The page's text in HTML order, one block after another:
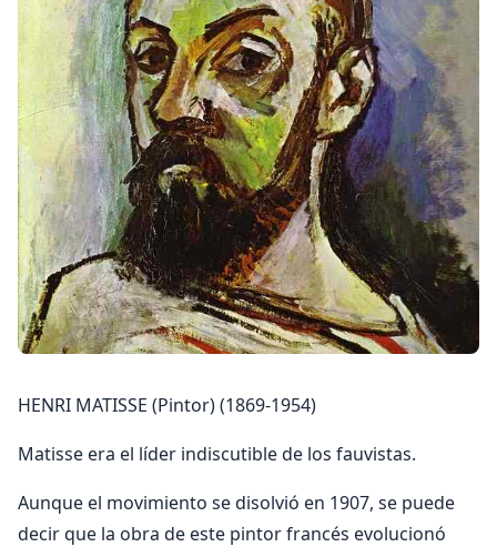
HENRI MATISSE (Pintor) (1869-1954)
Matisse era el líder indiscutible de los fauvistas.
Aunque el movimiento se disolvió en 1907, se puede
decir que la obra de este pintor francés evolucionó